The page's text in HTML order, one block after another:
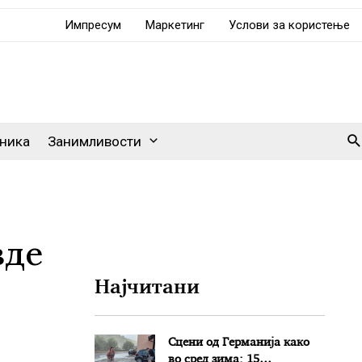
Импресум Маркетинг Услови за користење
Занимливости
Најчитани
Сцени од Германија како
во сред зима: 15